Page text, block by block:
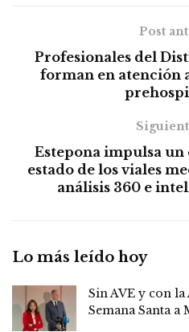
Post
Profesionales del
forman en atención
Estepona impulsa
estado de los viales
análisis 360 e
Lo más leído hoy
Sin AVE y con la
Semana Santa a